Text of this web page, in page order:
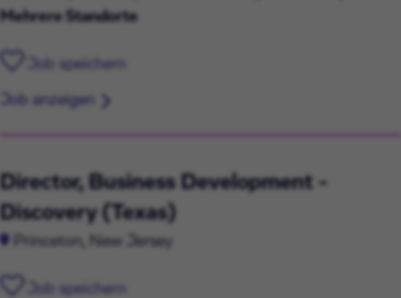
Mehrere Standorte
Job speichern
Job anzeigen
Director, Business Development -
Discovery (Texas)
Princeton, New Jersey
Job speichern